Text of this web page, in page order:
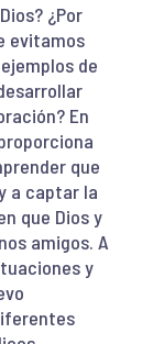
¿Por
evitamos
de
En
que
a captar la
que Dios y
amigos. A
y